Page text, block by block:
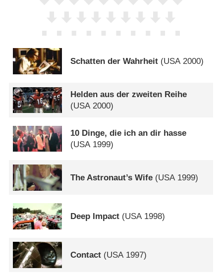
Schatten der Wahrheit (USA2000)
Helden aus der zweiten Reihe
(USA2000)
10 Dinge, die ich an dir hasse
(USA1999)
The Astronaut’s Wife (USA 1999)
Deep Impact (USA1998)
Contact (USA1997)